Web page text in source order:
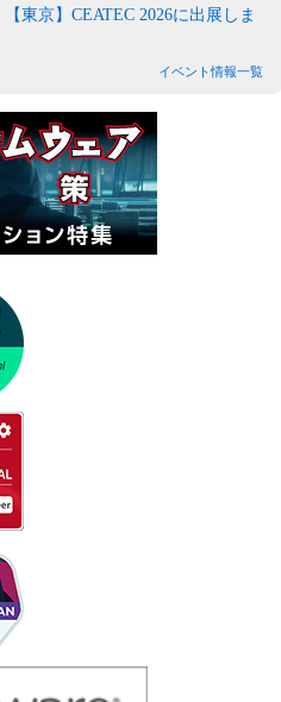
【東京】CEATEC 2026に出展しま
イベント情報一覧